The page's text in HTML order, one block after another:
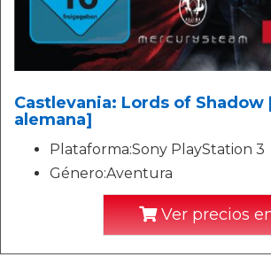
Castlevania: Lords of
alemana]
Plataforma:Sony PlayStation 3
Género:Aventura
Ver precios